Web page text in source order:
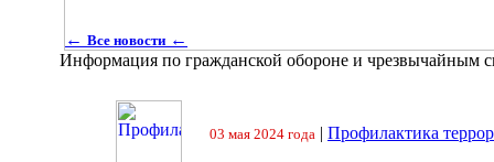
← Все новости ←
Информация по гражданской обороне и чрезвычайным
03 мая 2024 года | Профилактика